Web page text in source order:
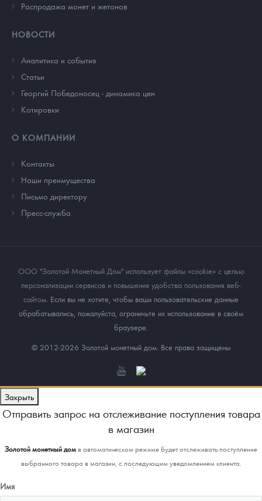
Распродажа монет и жетонов
НОВОСТИ
Аналитика и события
Cтатьи
Георгий Победоносец - динамика цен
Котировки
О КОМПАНИИ
Контакты
Наши преимущества
Письмо директору
Пресс-служба
ООО "Золотой Монетный Дом" использует файлы «cookie» с целью
персонализации сервисов и повышения удобства пользования веб-
сайтом. Если вы не хотите, чтобы ваши пользовательские данные
обрабатывались, пожалуйста, ограничьте их использование в своём
браузере.
© 2012-2026 Золотой монетный дом. Все права защищены
Закрыть
Отправить запрос на отслеживание поступления товара
в магазин
Золотой монетный домв автоматическом режиме будет отслеживать поступление
выбранного товара в магазин, с последующим уведомлением клиента.
Имя